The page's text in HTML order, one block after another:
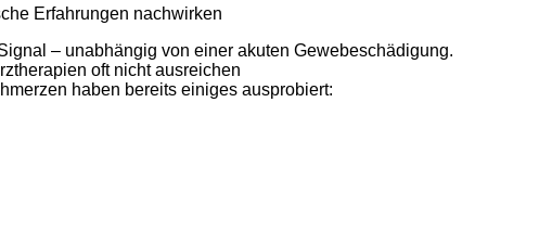
Erfahrungen nachwirken
– unabhängig von einer akuten Gewebeschädigung.
oft nicht ausreichen
haben bereits einiges ausprobiert: